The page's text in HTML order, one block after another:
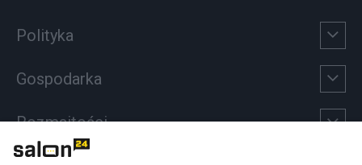
Polityka
Gospodarka
Rozmaitości